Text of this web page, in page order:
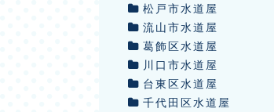
松戸市水道屋
流山市水道屋
葛飾区水道屋
川口市水道屋
台東区水道屋
千代田区水道屋